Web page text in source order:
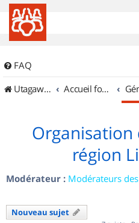
FAQ
UtagawaVTT (Randos VTT et VTTAE avec traces GPS)
Accueil forum
Organisation
région
Modérateur : Modérateurs
Nouveau sujet